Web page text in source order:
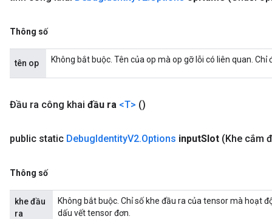
Thông số
tên op Không bắt buộc. Tên của op mà op gỡ lỗi có liên quan.
Đầu ra công khai đầu ra <T> ()
public static DebugIdentityV2.Options inputSlot (Khe cắm
Thông số
khe đầu
ra
Không bắt buộc. Chỉ số khe đầu ra của tensor mà hoạt
dấu vết tensor đơn.